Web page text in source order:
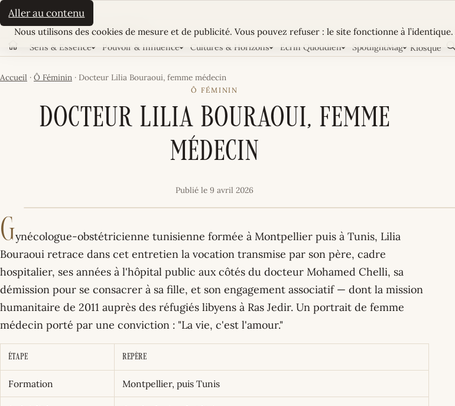
Aller au contenu
La Sultane
LE MAGAZINE FÉMININ TUNISIEN
AccueilSens & Essence Pouvoir & Influence Cultures & Horizons Écrin Quotidien SpotlightMag Kiosque
Accueil · Ô Féminin · Docteur Lilia Bouraoui, femme médecin
Ô FÉMININ
Docteur Lilia Bouraoui, femme
médecin
Publié le 9 avril 2026
Gynécologue-obstétricienne tunisienne formée à Montpellier puis à Tunis, Lilia
Bouraoui retrace dans cet entretien la vocation transmise par son père, cadre
hospitalier, ses années à l'hôpital public aux côtés du docteur Mohamed Chelli, sa
démission pour se consacrer à sa fille, et son engagement associatif — dont la mission
humanitaire de 2011 auprès des réfugiés libyens à Ras Jedir. Un portrait de femme
médecin porté par une conviction : "La vie, c'est l'amour."
Étape Repère
Formation Montpellier, puis Tunis
Cookies
Nous utilisons des cookies de mesure et de publicité. Vous pouvez refuser : le site fonctionne à l’identique.